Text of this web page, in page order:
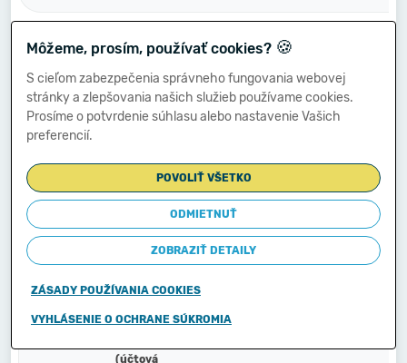
Náklady
budúcich období
(381)
3.
Príjmy budúcich
období (385)
113 20 746,20
Vzťahy k účtom
Štátnej
(účtová
Môžeme, prosím, používať cookies? 🍪
S cieľom zabezpečenia správneho fungovania webovej
stránky a zlepšovania našich služieb používame cookies.
Prosíme o potvrdenie súhlasu alebo nastavenie Vašich
preferencií.
POVOLIŤ VŠETKO
ODMIETNUŤ
ZOBRAZIŤ DETAILY
ZÁSADY POUŽÍVANIA COOKIES
VYHLÁSENIE O OCHRANE SÚKROMIA